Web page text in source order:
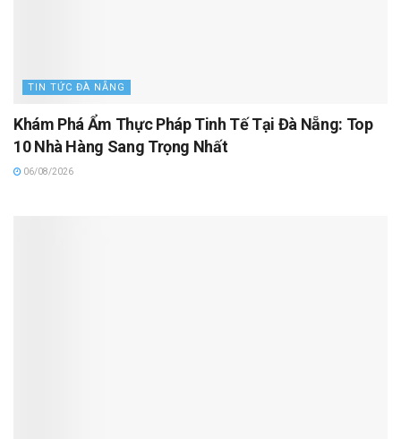
TIN TỨC ĐÀ NẴNG
Khám Phá Ẩm Thực Pháp Tinh Tế Tại Đà Nẵng: Top
10 Nhà Hàng Sang Trọng Nhất
06/08/2026